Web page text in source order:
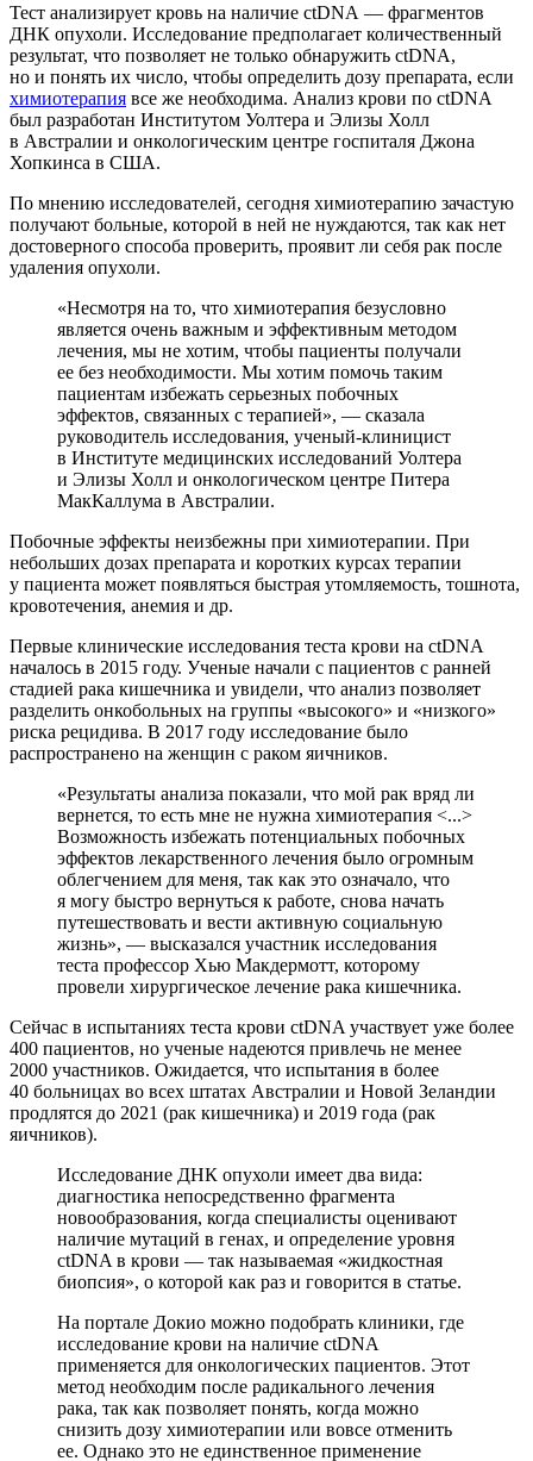
Тест анализирует кровь на наличие ctDNA — фрагментов
ДНК опухоли. Исследование предполагает количественный
результат, что позволяет не только обнаружить ctDNA,
но и понять их число, чтобы определить дозу препарата, если
химиотерапия все же необходима. Анализ крови по ctDNA
был разработан Институтом Уолтера и Элизы Холл
в Австралии и онкологическим центре госпиталя Джона
Хопкинса в США.
По мнению исследователей, сегодня химиотерапию зачастую
получают больные, которой в ней не нуждаются, так как нет
достоверного способа проверить, проявит ли себя рак после
удаления опухоли.
«Несмотря на то, что химиотерапия безусловно
является очень важным и эффективным методом
лечения, мы не хотим, чтобы пациенты получали
ее без необходимости. Мы хотим помочь таким
пациентам избежать серьезных побочных
эффектов, связанных с терапией», — сказала
руководитель исследования, ученый-клиницист
в Институте медицинских исследований Уолтера
и Элизы Холл и онкологическом центре Питера
МакКаллума в Австралии.
Побочные эффекты неизбежны при химиотерапии. При
небольших дозах препарата и коротких курсах терапии
у пациента может появляться быстрая утомляемость, тошнота,
кровотечения, анемия и др.
Первые клинические исследования теста крови на ctDNA
началось в 2015 году. Ученые начали с пациентов с ранней
стадией рака кишечника и увидели, что анализ позволяет
разделить онкобольных на группы «высокого» и «низкого»
риска рецидива. В 2017 году исследование было
распространено на женщин с раком яичников.
«Результаты анализа показали, что мой рак вряд ли
вернется, то есть мне не нужна химиотерапия <...>
Возможность избежать потенциальных побочных
эффектов лекарственного лечения было огромным
облегчением для меня, так как это означало, что
я могу быстро вернуться к работе, снова начать
путешествовать и вести активную социальную
жизнь», — высказался участник исследования
теста профессор Хью Макдермотт, которому
провели хирургическое лечение рака кишечника.
Сейчас в испытаниях теста крови ctDNA участвует уже более
400 пациентов, но ученые надеются привлечь не менее
2000 участников. Ожидается, что испытания в более
40 больницах во всех штатах Австралии и Новой Зеландии
продлятся до 2021 (рак кишечника) и 2019 года (рак
яичников).
Исследование ДНК опухоли имеет два вида:
диагностика непосредственно фрагмента
новообразования, когда специалисты оценивают
наличие мутаций в генах, и определение уровня
ctDNA в крови — так называемая «жидкостная
биопсия», о которой как раз и говорится в статье.
На портале Докио можно подобрать клиники, где
исследование крови на наличие ctDNA
применяется для онкологических пациентов. Этот
метод необходим после радикального лечения
рака, так как позволяет понять, когда можно
снизить дозу химиотерапии или вовсе отменить
ее. Однако это не единственное применение